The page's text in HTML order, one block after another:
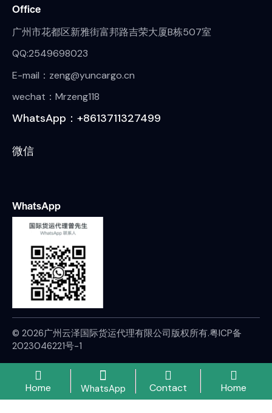
Office
广州市花都区新雅街富邦路吉荣大厦B栋507室
QQ:2549698023
E-mail：zeng@yuncargo.cn
wechat：Mrzeng118
WhatsApp：+8613711327499
微信
WhatsApp
© 2026广州云泽国际货运代理有限公司版权所有.粤ICP备
2023046221号-1
Home WhatsApp Contact Home